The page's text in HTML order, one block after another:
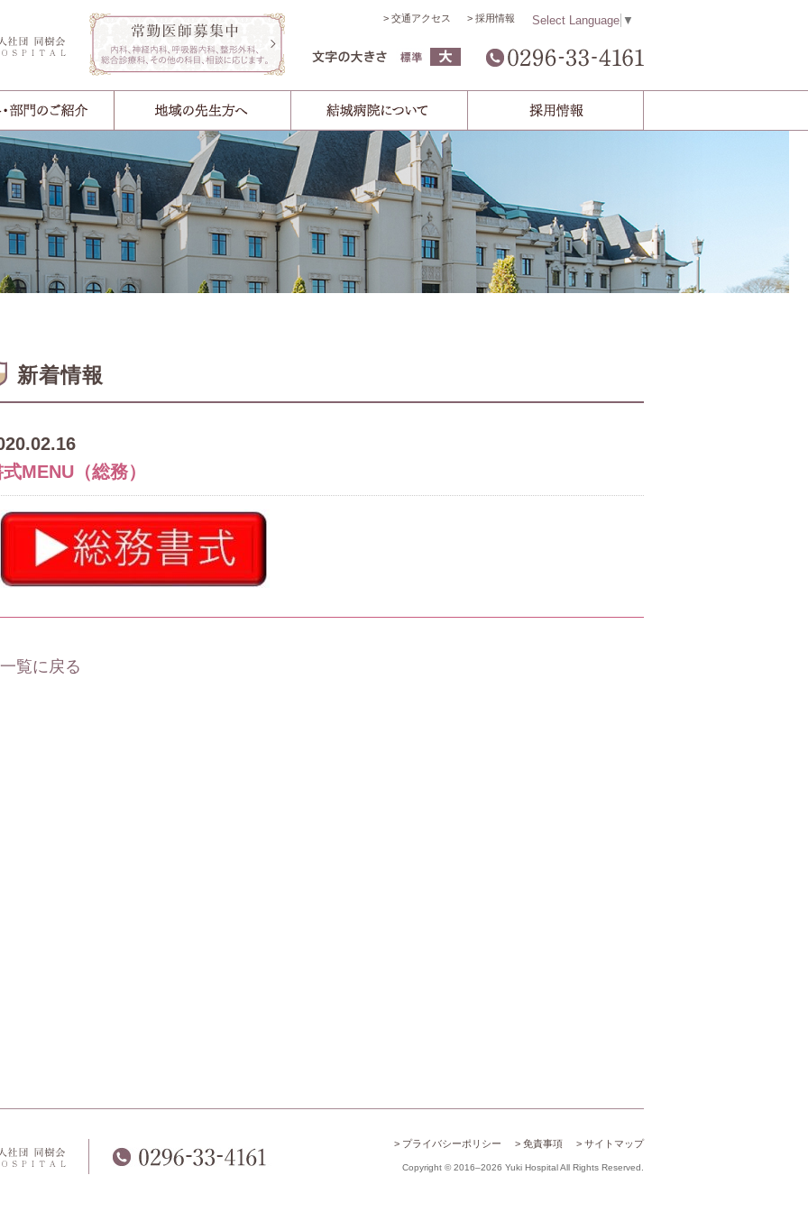
Select Language ▼
交通アクセス 採用情報
新着情報
MENU（総務）
覧に戻る
サイトマップ
免責事項
プライバシーポリシー
Copyright © 2016–2026 Yuki Hospital All Rights Reserved.